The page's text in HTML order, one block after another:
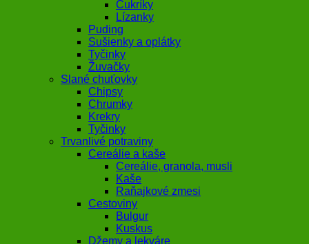
Cukríky
Lízanky
Puding
Sušienky a oplátky
Tyčinky
Žuvačky
Slané chuťovky
Chipsy
Chrumky
Krekry
Tyčinky
Trvanlivé potraviny
Cereálie a kaše
Cereálie, granola, musli
Kaše
Raňajkové zmesi
Cestoviny
Bulgur
Kuskus
Džemy a lekváre